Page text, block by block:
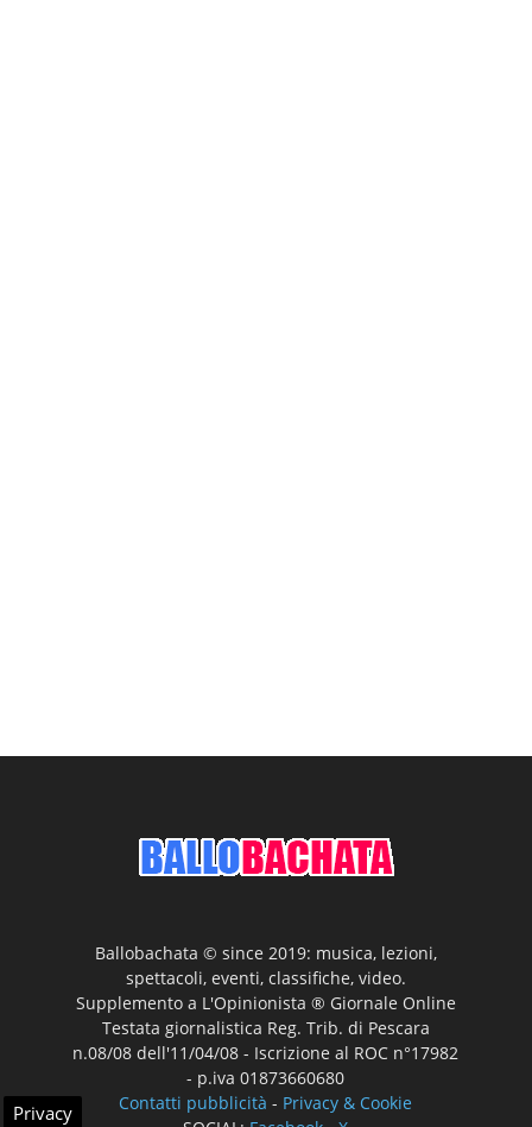
Ballobachata © since 2019: musica, lezioni,
spettacoli, eventi, classifiche, video.
Supplemento a L'Opinionista ® Giornale Online
Testata giornalistica Reg. Trib. di Pescara
n.08/08 dell'11/04/08 - Iscrizione al ROC n°17982
- p.iva 01873660680
Contatti pubblicità - Privacy & Cookie
Privacy